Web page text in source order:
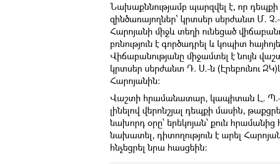
Նախաքննությամբ պարզվել է, որ դեպքի
զինծառայողներ՝ կրտսեր սերժանտ Մ.
Հարոյանի միջև տեղի ունեցած
բռնություն է գործադրել և կոպիտ
Վիճաբանությանը միջամտել է նույն
կրտսեր սերժանտ Դ. Ս.-ն (Էրեբունու
Հարոյանին:
Վաշտի հրամանատար, կապիտան Լ. Պ.-ն
լինելով վերոնշյալ դեպքի մասին,
նախորդ օրը՝ երեկոյան՝ քուն
նախատել, դիտողություն է արել
հնչեցրել նրա հասցեին: